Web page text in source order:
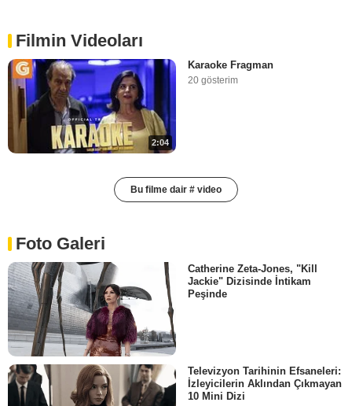
Filmin Videoları
2:04
Karaoke Fragman
20 gösterim
Bu filme dair # video
Foto Galeri
Catherine Zeta-Jones, "Kill
Jackie" Dizisinde İntikam
Peşinde
Televizyon Tarihinin Efsaneleri:
İzleyicilerin Aklından Çıkmayan
10 Mini Dizi